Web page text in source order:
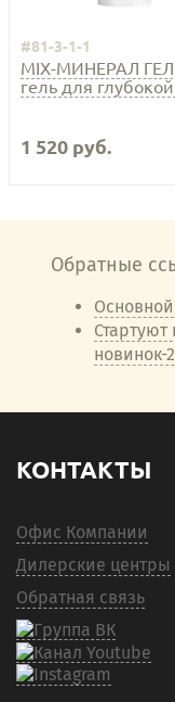
#81-3-1-1
MIX-МИНЕРАЛ
гель для
1 520 руб.
Обратные
новинок-
КОНТАКТЫ
Офис Компании
Дилерские центры
Обратная связь